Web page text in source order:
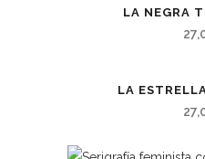
LA NEGRA
LA